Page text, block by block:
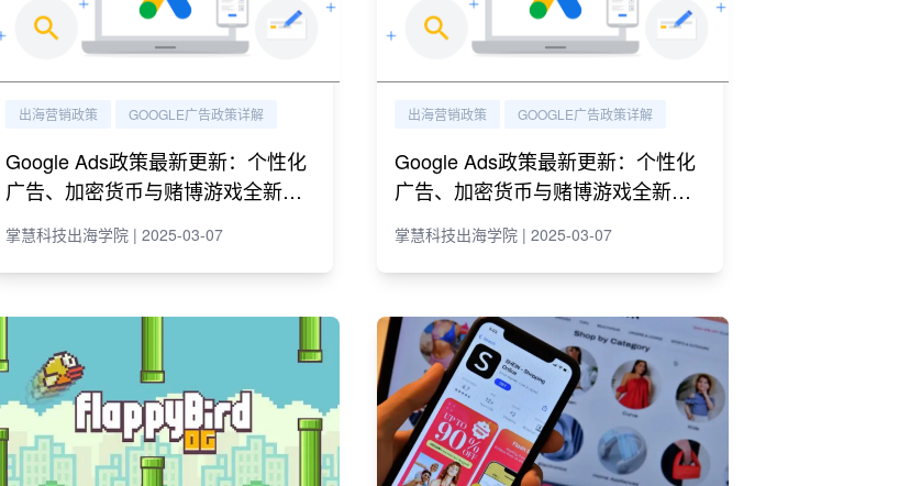
出海营销政策 GOOGLE广告政策详解
Google Ads政策最新更新：个性化
广告、加密货币与赌博游戏全新规
掌慧科技出海学院 | 2025-03-07
出海营销政策 GOOGLE广告政策详解
Google Ads政策最新更新：个性化
广告、加密货币与赌博游戏全新规
掌慧科技出海学院 | 2025-03-07